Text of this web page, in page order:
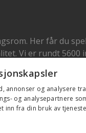
Her får du
Vi er rundt
og analysere
og analysepartnere
inn fra din bruk av